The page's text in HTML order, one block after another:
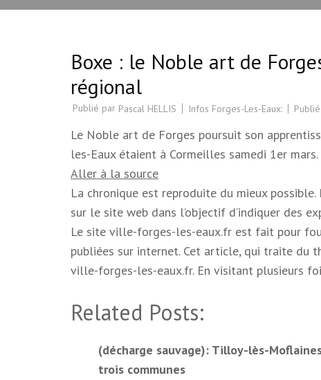
Boxe : le Noble art de
régional
Publié par Pascal HELLIS Infos Forges-Les-Eaux:
Le Noble art de Forges poursuit son
les-Eaux étaient à Cormeilles samedi 1er
Aller à la source
La chronique est reproduite du mieux
sur le site web dans l’objectif d’indiquer des
Le site ville-forges-les-eaux.fr est fait pour
publiées sur internet. Cet article, qui traite du
ville-forges-les-eaux.fr. En visitant plusieurs
Related Posts:
(décharge sauvage): Tilloy-lès-
trois communes